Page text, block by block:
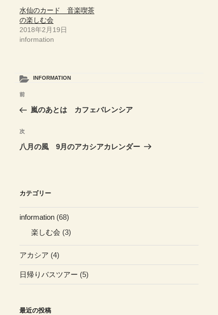
水仙のカード 音楽喫茶
の楽しむ会
2018年2月19日
information
カ
ー
INFORMATION
投
ナ
ビ
ゲ
ン
前
の
稿
前
嵐のあとは カフェバレンシア
次
の
次
八月の風 9月のアカシアカレンダー
カテゴリー
information (68)
楽しむ会 (3)
アカシア (4)
日帰りバスツアー (5)
最近の投稿